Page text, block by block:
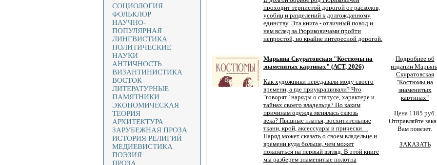
СОЦИОЛОГИЯ
ФОЛЬКЛОР
НАУЧНО-
ПОПУЛЯРНАЯ
ЛИНГВИСТИКА
ПОЛИТИЧЕСКИЕ
НАУКИ
АНТИЧНОСТЬ
ВИЗАНТИНИСТИКА
ВОСТОК
ЛИТЕРАТУРНЫЕ
ПАМЯТНИКИ
ЭКОНОМИЧЕСКАЯ
ТЕОРИЯ
АРХИТЕКТУРА
ЗАРУБЕЖНАЯ ПРОЗА
ИСТОРИЯ РЕЛИГИЙ
МЕДИЕВИСТИКА
ПОЭЗИЯ
ПРОЗА
проходит тернистой дорогой от расколов,
усобиц и разделений к долгожданному
единству. Эта книга - отличный повод и
нам вслед за Рюриковичами пройти
непростой, но крайне интересной дорогой.
Марьяна Скуратовская "Костюмы на
знаменитых картинах" (АСТ, 2026)
Как художники передавали моду своего
времени, а где приукрашивали? Что
"говорят" наряды о статусе, характере и
тайнах своего владельца? По каким
причинам одежда менялась сквозь
века? Пышные платья, восхитительные
ткани, крой, аксессуары и прически…
Наряд может сказать о своем владельце и
времени куда больше, чем может
показаться на первый взгляд. В этой книге
мы разберем знаменитые полотна
Подробнее об
издании
Скуратовская
"Костюмы на
знаменитых
картинах"
Цена 1185 руб.
Отправляйте
Вам повезет.
ЗАКАЗАТЬ